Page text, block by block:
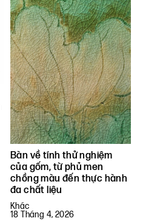
Bàn về tính thử nghiệm
của gốm, từ phủ men
chồng màu đến thực hành
đa chất liệu
Khác
18 Tháng 4, 2026